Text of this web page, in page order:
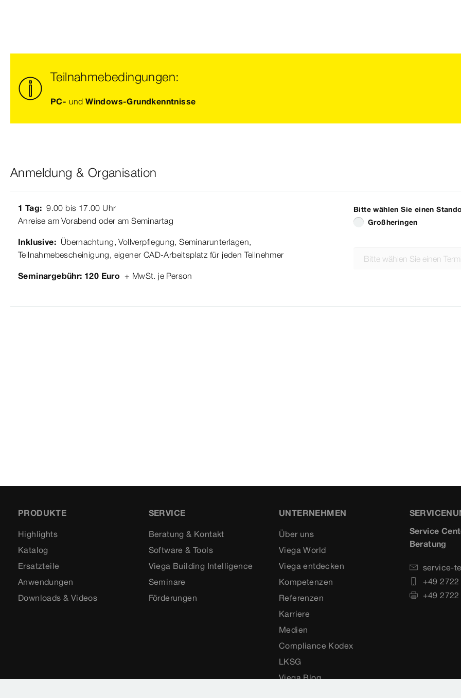
Teilnahmebedingungen:
PC- undWindows-Grundkenntnisse
Anmeldung & Organisation
1 Tag: 9.00 bis 17.00 Uhr
Anreise am Vorabend oder am Seminartag
Inklusive: Übernachtung, Vollverpflegung, Seminarunterlagen,
Teilnahmebescheinigung, eigener CAD-Arbeitsplatz für jeden Teilnehmer
Seminargebühr: 120 Euro + MwSt. je Person
Großheringen
PRODUKTE
Highlights
Katalog
Ersatzteile
Anwendungen
Downloads & Videos
SERVICE
Beratung & Kontakt
Software & Tools
Viega Building Intelligence
Seminare
Förderungen
UNTERNEHMEN
Über uns
Viega World
Viega entdecken
Kompetenzen
Referenzen
Karriere
Medien
Compliance Kodex
LKSG
Viega Blog
Service
Beratung
service-
+49
+49